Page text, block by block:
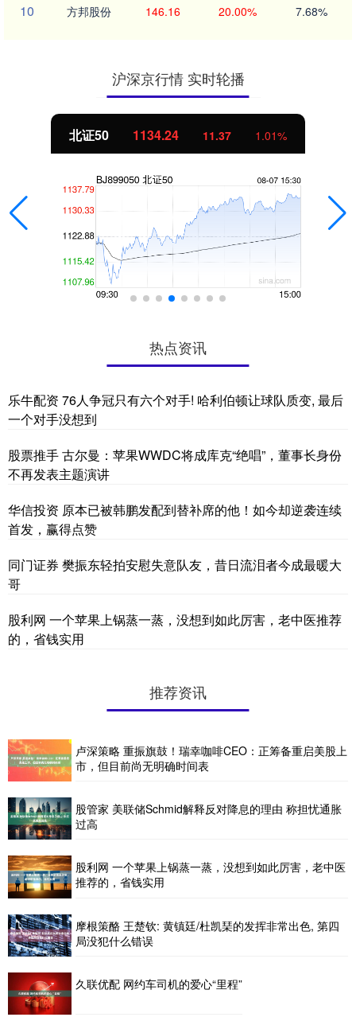
10 方邦股份 146.16 20.00% 7.68%
沪深京行情 实时轮播
北证50 1134.24 11.37 1.01%
热点资讯
乐牛配资 76人争冠只有六个对手! 哈利伯顿让球队质变, 最后
一个对手没想到
股票推手 古尔曼：苹果WWDC将成库克“绝唱”，董事长身份
不再发表主题演讲
华信投资 原本已被韩鹏发配到替补席的他！如今却逆袭连续
首发，赢得点赞
同门证券 樊振东轻拍安慰失意队友，昔日流泪者今成最暖大
哥
股利网 一个苹果上锅蒸一蒸，没想到如此厉害，老中医推荐
的，省钱实用
推荐资讯
卢深策略 重振旗鼓！瑞幸咖啡CEO：正筹备重启美股上
市，但目前尚无明确时间表
股管家 美联储Schmid解释反对降息的理由 称担忧通胀
过高
股利网 一个苹果上锅蒸一蒸，没想到如此厉害，老中医
推荐的，省钱实用
摩根策酪 王楚钦: 黄镇廷/杜凯琹的发挥非常出色, 第四
局没犯什么错误
久联优配 网约车司机的爱心“里程”